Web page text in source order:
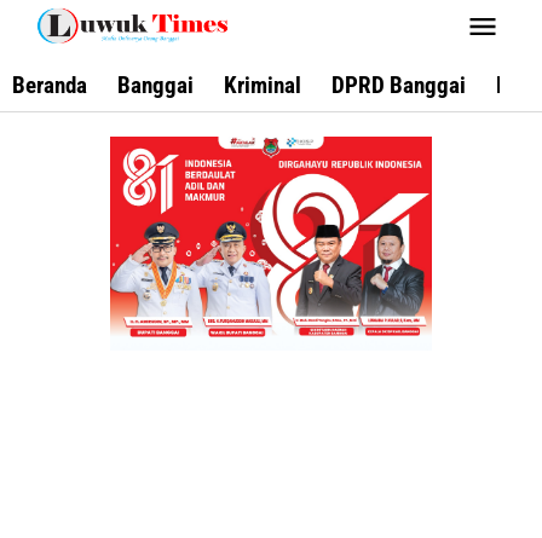
Lewati
konten
Beranda Banggai Kriminal DPRD Banggai